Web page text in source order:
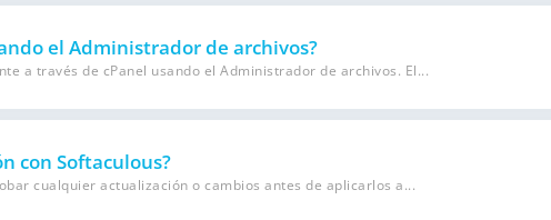
el Administrador de archivos?
a través de cPanel usando el Administrador de archivos. El...
con Softaculous?
cualquier actualización o cambios antes de aplicarlos a...